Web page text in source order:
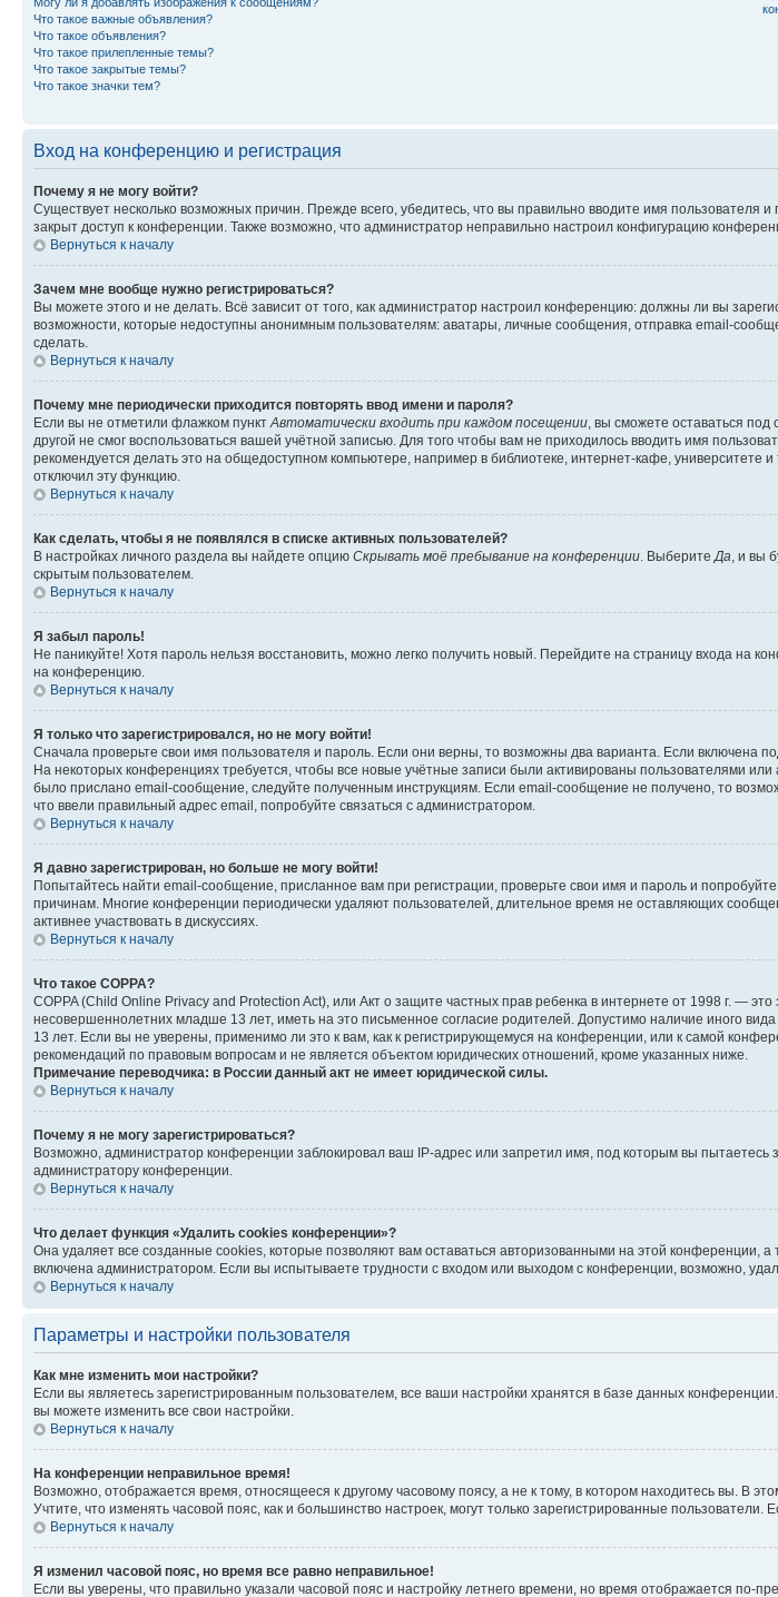
Что такое важные объявления?
Что такое объявления?
Что такое прилепленные темы?
Что такое закрытые темы?
Что такое значки тем?
Вход на конференцию и регистрация
Почему я не могу войти?
Существует несколько возможных причин. Прежде всего, убедитесь, что вы правильно вводите имя
закрыт доступ к конференции. Также возможно, что администратор неправильно настроил конфигурацию
Вернуться к началу
Зачем мне вообще нужно регистрироваться?
Вы можете этого и не делать. Всё зависит от того, как администратор настроил конференцию: должны ли вы
возможности, которые недоступны анонимным пользователям: аватары, личные сообщения, отправка email-
сделать.
Вернуться к началу
Почему мне периодически приходится повторять ввод имени и пароля?
Если вы не отметили флажком пункт Автоматически входить при каждом посещении , вы сможете оставаться
другой не смог воспользоваться вашей учётной записью. Для того чтобы вам не приходилось вводить имя
рекомендуется делать это на общедоступном компьютере, например в библиотеке, интернет-кафе, университете и
отключил эту функцию.
Вернуться к началу
Как сделать, чтобы я не появлялся в списке активных пользователей?
В настройках личного раздела вы найдете опцию Скрывать моё пребывание на конференции . Выберите Да , и вы
скрытым пользователем.
Вернуться к началу
Я забыл пароль!
Не паникуйте! Хотя пароль нельзя восстановить, можно легко получить новый. Перейдите на страницу входа на
на конференцию.
Вернуться к началу
Я только что зарегистрировался, но не могу войти!
Сначала проверьте свои имя пользователя и пароль. Если они верны, то возможны два варианта. Если включена
На некоторых конференциях требуется, чтобы все новые учётные записи были активированы пользователями
было прислано email-сообщение, следуйте полученным инструкциям. Если email-сообщение не получено, то
что ввели правильный адрес email, попробуйте связаться с администратором.
Вернуться к началу
Я давно зарегистрирован, но больше не могу войти!
Попытайтесь найти email-сообщение, присланное вам при регистрации, проверьте свои имя и пароль и
причинам. Многие конференции периодически удаляют пользователей, длительное время не оставляющих
активнее участвовать в дискуссиях.
Вернуться к началу
Что такое COPPA?
COPPA (Child Online Privacy and Protection Act), или Акт о защите частных прав ребенка в интернете от 1998 г. —
несовершеннолетних младше 13 лет, иметь на это письменное согласие родителей. Допустимо наличие иного
13 лет. Если вы не уверены, применимо ли это к вам, как к регистрирующемуся на конференции, или к самой
рекомендаций по правовым вопросам и не является объектом юридических отношений, кроме указанных ниже.
Примечание переводчика: в России данный акт не имеет юридической силы.
Вернуться к началу
Почему я не могу зарегистрироваться?
Возможно, администратор конференции заблокировал ваш IP-адрес или запретил имя, под которым вы
администратору конференции.
Вернуться к началу
Что делает функция «Удалить cookies конференции»?
Она удаляет все созданные cookies, которые позволяют вам оставаться авторизованными на этой конференции,
включена администратором. Если вы испытываете трудности с входом или выходом с конференции, возможно,
Вернуться к началу
Параметры и настройки пользователя
Как мне изменить мои настройки?
Если вы являетесь зарегистрированным пользователем, все ваши настройки хранятся в базе данных
вы можете изменить все свои настройки.
Вернуться к началу
На конференции неправильное время!
Возможно, отображается время, относящееся к другому часовому поясу, а не к тому, в котором находитесь вы. В
Учтите, что изменять часовой пояс, как и большинство настроек, могут только зарегистрированные
Вернуться к началу
Я изменил часовой пояс, но время все равно неправильное!
Если вы уверены, что правильно указали часовой пояс и настройку летнего времени, но время отображается